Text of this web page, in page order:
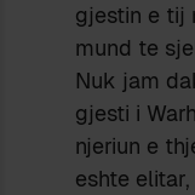
gjestin e tij
mund te
Nuk jam
gjesti i
njeriun e
eshte